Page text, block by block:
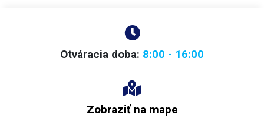
Otváracia doba: 8:00 - 16:00
Zobraziť na mape